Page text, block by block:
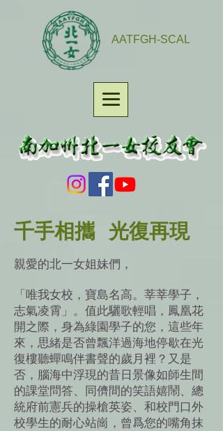
AATFGH-SCAL
千手相攜 光復再現
親愛的北一女姐妹們，
「唯我女校，寶島名高。莘莘學子，
志氣凌霄」。值此驪歌輕唱，鳳凰花
開之際，身為綠園學子的您，這些年
來，思緒是否曾飄洋過海地停歇在光
復樓聽蟬鳴伴書聲的歲月裡？又是
否，腦海中浮現的昔日景像如師生間
的課堂問答、同儕間的笑語嬉鬧、總
統府前憲兵的操槍英姿、和校門口外
校學生的耐心站崗，曾爲您的嘴角抹